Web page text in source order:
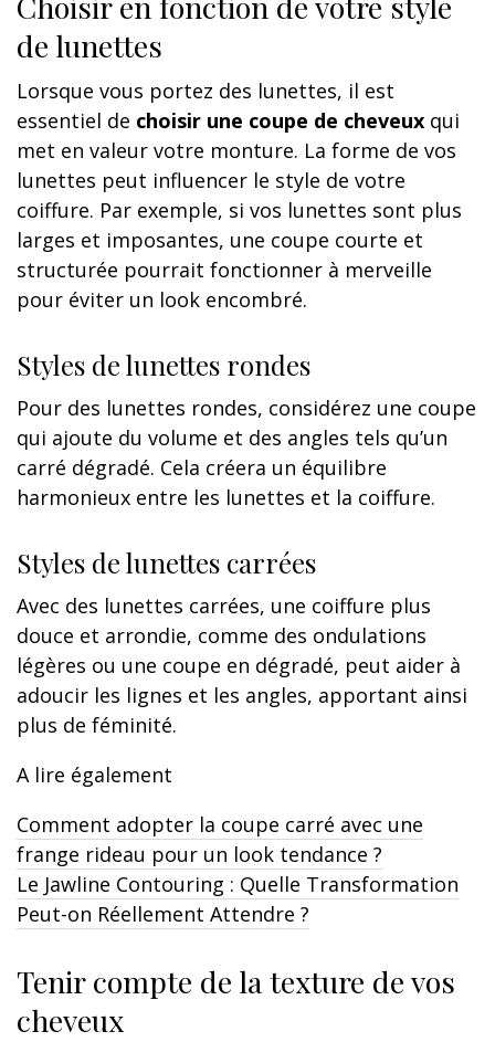
de lunettes
Lorsque vous portez des lunettes, il est
essentiel de choisir une coupe de cheveux qui
met en valeur votre monture. La forme de vos
lunettes peut influencer le style de votre
coiffure. Par exemple, si vos lunettes sont plus
larges et imposantes, une coupe courte et
structurée pourrait fonctionner à merveille
pour éviter un look encombré.
Styles de lunettes rondes
Pour des lunettes rondes, considérez une coupe
qui ajoute du volume et des angles tels qu’un
carré dégradé. Cela créera un équilibre
harmonieux entre les lunettes et la coiffure.
Styles de lunettes carrées
Avec des lunettes carrées, une coiffure plus
douce et arrondie, comme des ondulations
légères ou une coupe en dégradé, peut aider à
adoucir les lignes et les angles, apportant ainsi
plus de féminité.
A lire également
Comment adopter la coupe carré avec une
frange rideau pour un look tendance ?
Le Jawline Contouring : Quelle Transformation
Peut-on Réellement Attendre ?
Tenir compte de la texture de vos
cheveux